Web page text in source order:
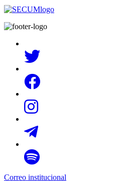
Correo institucional